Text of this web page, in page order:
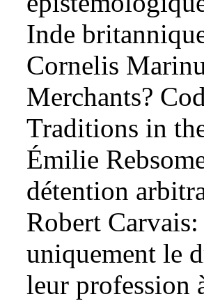
Inde
Cornelis
Merchants?
Traditions in
Émilie
détention
Robert
uniquement le
leur profession